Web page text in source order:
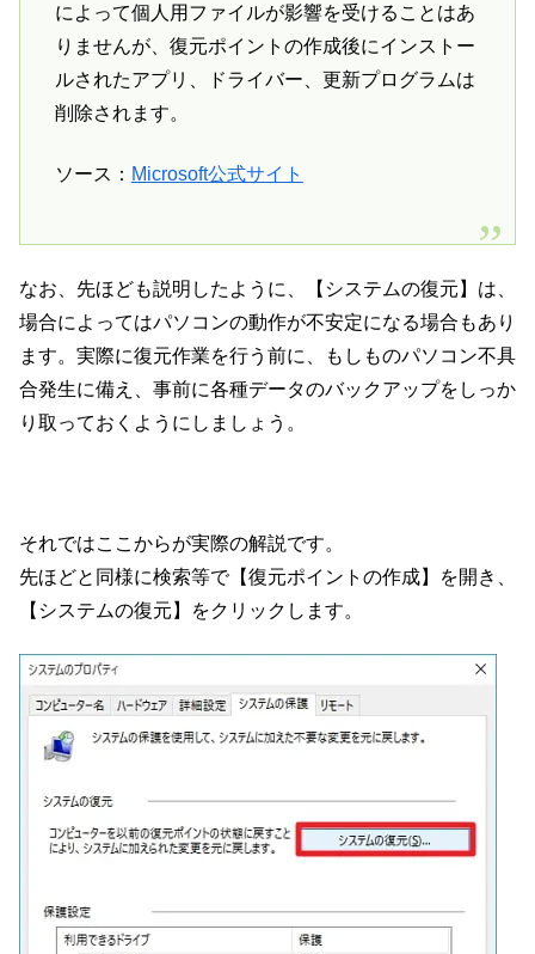
によって個人用ファイルが影響を受けることはあ
りませんが、復元ポイントの作成後にインストー
ルされたアプリ、ドライバー、更新プログラムは
削除されます。
ソース： Microsoft公式サイト
なお、先ほども説明したように、【システムの復元】は、
場合によってはパソコンの動作が不安定になる場合もあり
ます。実際に復元作業を行う前に、もしものパソコン不具
合発生に備え、事前に各種データのバックアップをしっか
り取っておくようにしましょう。
それではここからが実際の解説です。
先ほどと同様に検索等で【復元ポイントの作成】を開き、
【システムの復元】をクリックします。